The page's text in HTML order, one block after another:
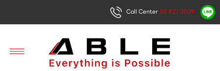
Call Center02 821 0039